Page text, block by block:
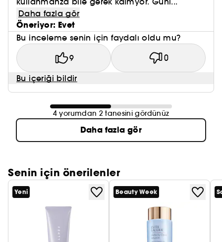
Daha fazla gör
Öneriyor: Evet
Bu inceleme senin için faydalı oldu mu?
9 0
Bu içeriği bildir
4 yorumdan 2 tanesini gördünüz
Daha fazla gör
Senin için önerilenler
Yeni Beauty Week